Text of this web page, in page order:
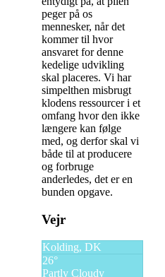
peger på os
mennesker, når det
kommer til hvor
ansvaret for denne
kedelige udvikling
skal placeres. Vi har
simpelthen misbrugt
klodens ressourcer i et
omfang hvor den ikke
længere kan følge
med, og derfor skal vi
både til at producere
og forbruge
anderledes, det er en
bunden opgave.
Indlægsnavigation
Vejr
Kolding, DK
26°
Partly Cloudy